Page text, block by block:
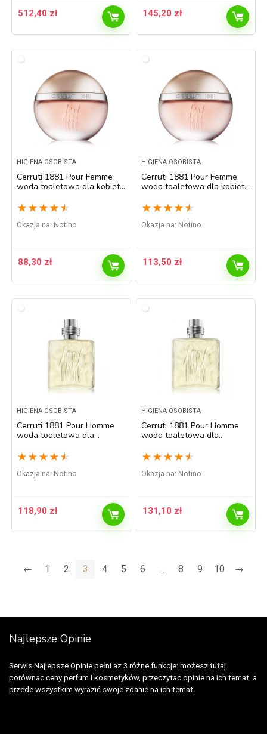
512,40 zł 145,20 zł
HIGIENA OSOBISTA
Cerruti 1881 Pour Femme
woda toaletowa dla kobiet
★ ★ ★ ★ ★
Okazja na: Notino
88,30 zł
HIGIENA OSOBISTA
Cerruti 1881 Pour Femme
woda toaletowa dla kobiet
★ ★ ★ ★ ★
Okazja na: Notino
113,50 zł
HIGIENA OSOBISTA
Cerruti 1881 Pour Homme
woda toaletowa dla
★ ★ ★ ★ ★
Okazja na: Notino
118,90 zł
HIGIENA OSOBISTA
Cerruti 1881 Pour Homme
woda toaletowa dla
★ ★ ★ ★ ★
Okazja na: Notino
131,10 zł
← 1 2 3 4 5 6 … 8 9 10 →
Najlepsze Opinie
Serwis Najlepsze Opinie pełni az 3 różne funkcje: możesz tutaj
porównac ceny perfum i kosmetyków, przeczytac opinie na ich temat, a
przede wszystkim wyrazić swoje zdanie na ich temat